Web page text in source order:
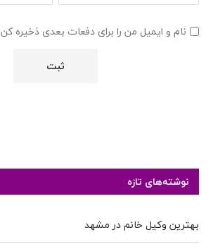
نام و ایمیل من را برای دفعات بعدی ذخیره کن
نوشته‌های تازه
بهترین وکیل خانم در مشهد